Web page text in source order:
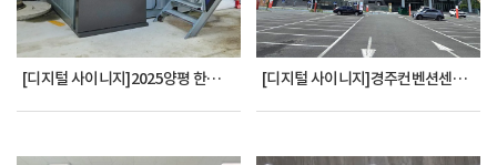
[디지털 사이니지]2025양평 한전 전력구_8공구 [디지털 사이니지]경주컨벤션센터 OG55FRH 2X5